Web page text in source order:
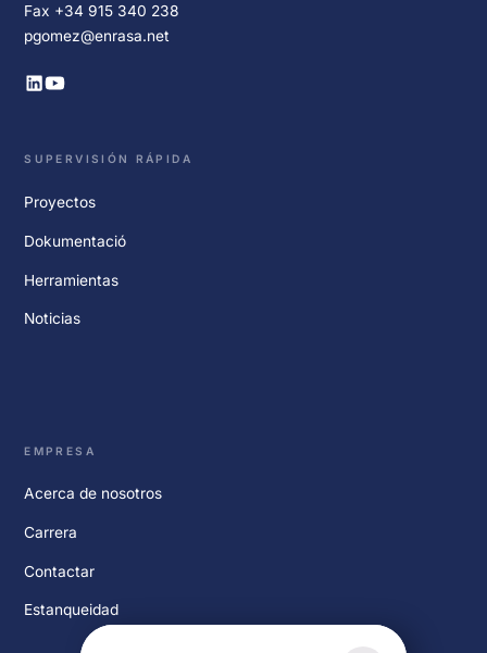
Fax +34 915 340 238
pgomez@enrasa.net
SUPERVISIÓN RÁPIDA
Proyectos
Dokumentació
Herramientas
Noticias
EMPRESA
Acerca de nosotros
Carrera
Contactar
Estanqueidad